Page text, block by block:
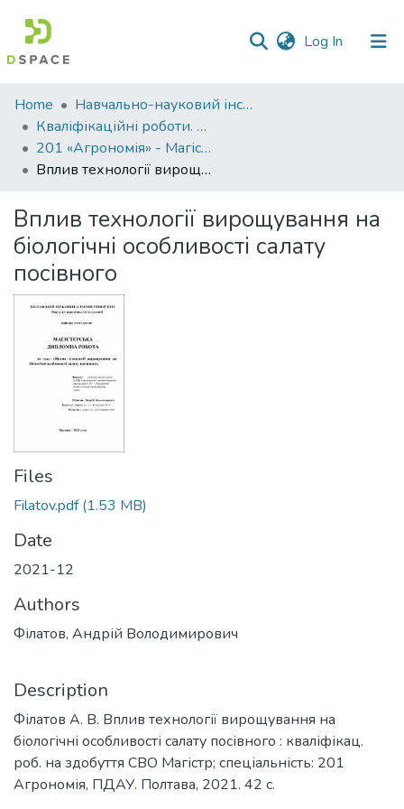
Log In (current)
Communities
&
Collections
Statistics
Home
Навчально-науковий інститут агротехнологій, селекції та екології
Кваліфікаційні роботи. ННІ агротехнологій, селекції та екології
201 «Агрономія» - Магістри 2021-2022
Вплив технології вирощування на біологічні особливості салату посівного
Вплив технології вирощування на
біологічні особливості салату
посівного
Files
Filatov.pdf(1.53 MB)
Date
2021-12
Authors
Філатов, Андрій Володимирович
Description
Філатов А. В. Вплив технології вирощування на
біологічні особливості салату посівного : кваліфікац.
роб. на здобуття СВО Магістр; спеціальність: 201
Агрономія, ПДАУ. Полтава, 2021. 42 с.